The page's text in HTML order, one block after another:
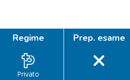
Regime
Privato
Prep. esame